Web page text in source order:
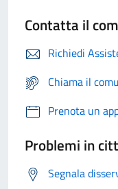
Contatta il
Richiedi
Chiama il
Prenota un
Problemi in
Segnala